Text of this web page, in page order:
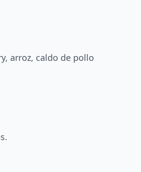
arroz, caldo de pollo